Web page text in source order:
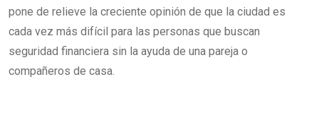
pone de relieve la creciente opinión de que la ciudad es
cada vez más difícil para las personas que buscan
seguridad financiera sin la ayuda de una pareja o
compañeros de casa.